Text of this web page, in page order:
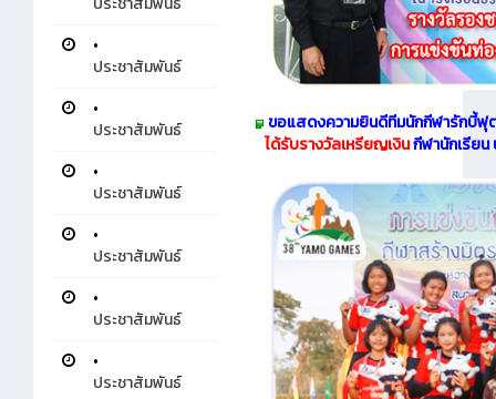
•
ประชาสัมพันธ์
•
ประชาสัมพันธ์
•
ประชาสัมพันธ์
•
ประชาสัมพันธ์
•
ประชาสัมพันธ์
•
ประชาสัมพันธ์
ขอแสดงความยินดีทีมนักกีฬารักบี้
ได้รับรางวัลเหรียญเงินกีฬานักเรีย